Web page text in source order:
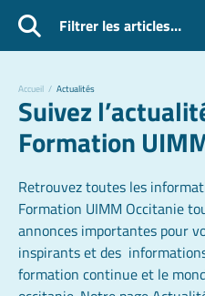
Filtrer les articles…
Accueil / Actualités
Suivez
Formation
Retrouvez toutes les
Formation UIMM Occitanie
annonces importantes pour
inspirants et des
formation continue et le